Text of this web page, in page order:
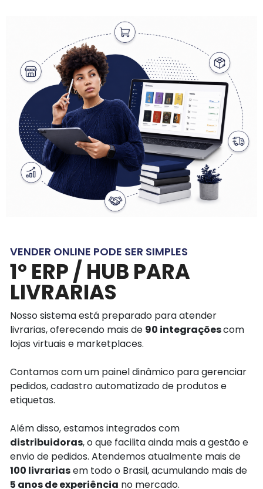
VENDER ONLINE PODE SER SIMPLES
1º ERP / HUB PARA
LIVRARIAS
Nosso sistema está preparado para atender
livrarias, oferecendo mais de 90 integraçõescom
lojas virtuais e marketplaces.
Contamos com um painel dinâmico para gerenciar
pedidos, cadastro automatizado de produtos e
etiquetas.
Além disso, estamos integrados com
distribuidoras, o que facilita ainda mais a gestão e
envio de pedidos. Atendemos atualmente mais de
100 livrariasem todo o Brasil, acumulando mais de
5 anos de experiência no mercado.